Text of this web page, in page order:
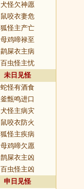
犬怪欠神愿
鼠咬衣妻危
狐怪主产亡
母鸡啼禄至
鹋屎衣主病
百虫怪主忧
未日见怪
蛇怪有酒食
釜甑鸣进口
犬怪主病灾
鼠咬衣防火
狐怪主疾病
母鸡啼欠愿
鹊屎衣主凶
百虫怪主凶
申日见怪